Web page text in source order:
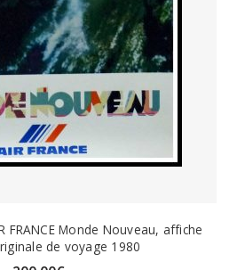
FRANCE Monde Nouveau, affiche
de voyage 1980